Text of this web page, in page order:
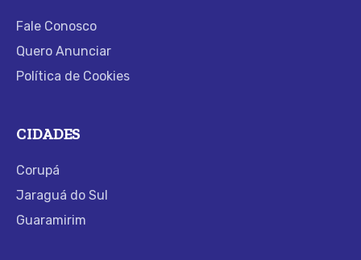
Fale Conosco
Quero Anunciar
Política de Cookies
CIDADES
Corupá
Jaraguá do Sul
Guaramirim